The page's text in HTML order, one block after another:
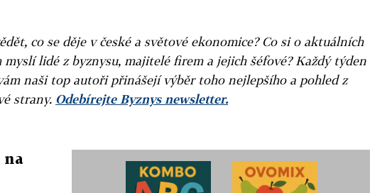
co se děje v české a světové ekonomice? Co si o aktuálních
myslí lidé z byznysu, majitelé firem a jejich šéfové? Každý týden
naši top autoři přinášejí výběr toho nejlepšího a pohled z
strany. Odebírejte Byznys newsletter.
na